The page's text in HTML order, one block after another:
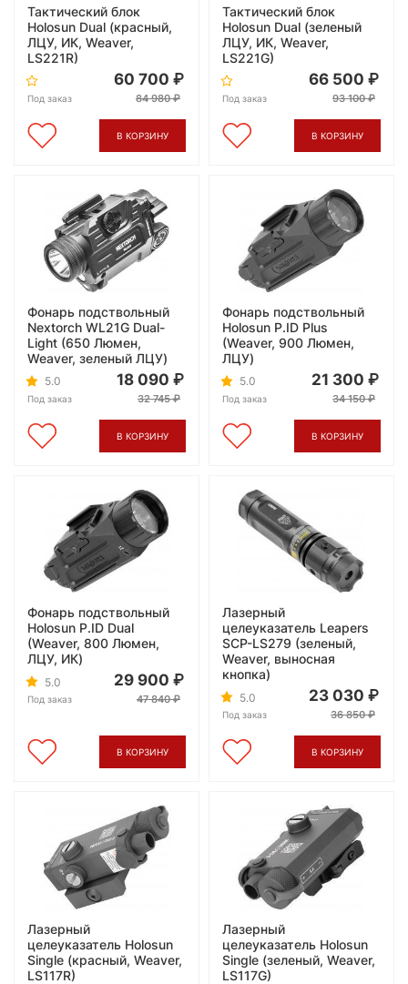
Тактический блок
Holosun Dual (красный,
ЛЦУ, ИК, Weaver,
LS221R)
Под заказ
60 700
84 980
В КОРЗИНУ
Тактический блок
Holosun Dual (зеленый
ЛЦУ, ИК, Weaver,
LS221G)
Под заказ
66 500
93 100
В КОРЗИНУ
Фонарь подствольный
Nextorch WL21G Dual-
Light (650 Люмен,
Weaver, зеленый ЛЦУ)
5.0
Под заказ
18 090
32 745
В КОРЗИНУ
Фонарь подствольный
Holosun P.ID Plus
(Weaver, 900 Люмен,
ЛЦУ)
5.0
Под заказ
21 300
34 150
В КОРЗИНУ
Фонарь подствольный
Holosun P.ID Dual
(Weaver, 800 Люмен,
ЛЦУ, ИК)
5.0
Под заказ
29 900
47 840
В КОРЗИНУ
Лазерный
целеуказатель Leapers
SCP-LS279 (зеленый,
Weaver, выносная
кнопка)
5.0
Под заказ
23 030
36 850
В КОРЗИНУ
Лазерный
целеуказатель Holosun
Single (красный, Weaver,
LS117R)
Лазерный
целеуказатель Holosun
Single (зеленый, Weaver,
LS117G)